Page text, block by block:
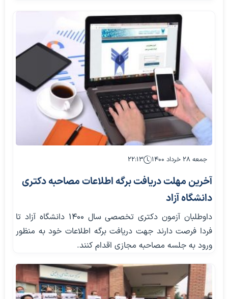
جمعه ۲۸ خرداد ۱۴۰۰ ۲۲:۱۳
آخرین مهلت دریافت برگه اطلاعات مصاحبه دکتری
دانشگاه آزاد
داوطلبان آزمون دکتری تخصصی سال ۱۴۰۰ دانشگاه آزاد تا
فردا فرصت دارند جهت دریافت برگه اطلاعات خود به منظور
ورود به جلسه مصاحبه مجازی اقدام کنند.